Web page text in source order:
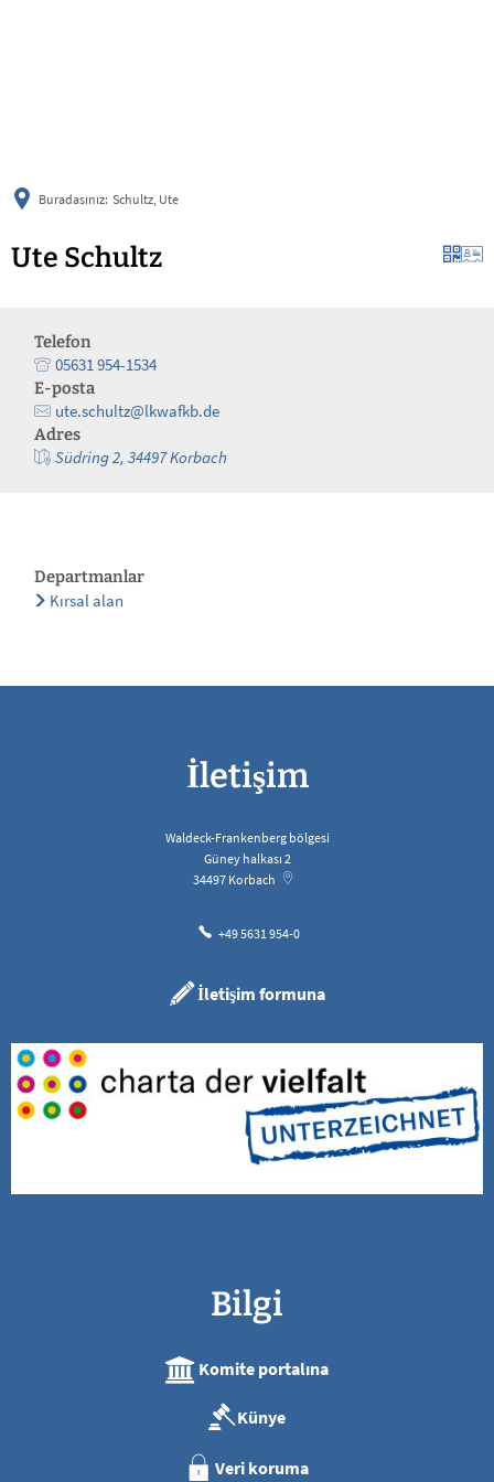
Buradasınız: Schultz, Ute
Ute Schultz
Telefon
05631 954-1534
E-posta
ute.schultz@lkwafkb.de
Adres
Südring 2, 34497 Korbach
Departmanlar
Kırsal alan
İletişim
Waldeck-Frankenberg bölgesi
Güney halkası 2
34497 Korbach
+49 5631 954-0
İletişim formuna
Bilgi
Komite portalına
Künye
Veri koruma